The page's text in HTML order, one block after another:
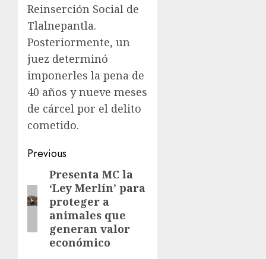
Reinserción Social de
Tlalnepantla.
Posteriormente, un
juez determinó
imponerles la pena de
40 años y nueve meses
de cárcel por el delito
cometido.
Previous
Presenta MC la
‘Ley Merlín’ para
proteger a
animales que
generan valor
económico